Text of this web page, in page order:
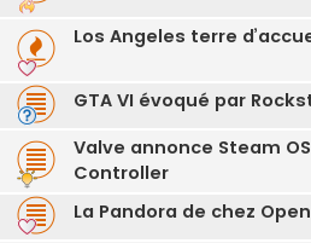
Los Angeles terre
GTA VI évoqué par
Valve annonce Steam
Controller
La Pandora de chez